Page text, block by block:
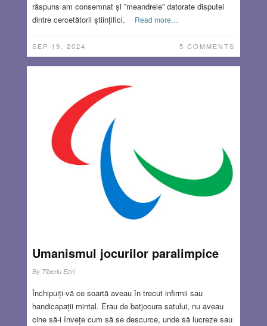
răspuns am consemnat și ”meandrele” datorate disputei
dintre cercetătorii științifici.
Read more…
SEP 19, 2024 5 COMMENTS
Umanismul jocurilor paralimpice
By Tiberiu Ezri
Închipuiți-vă ce soartă aveau în trecut infirmii sau
handicapații mintal. Erau de batjocura satului, nu aveau
cine să-i învețe cum să se descurce, unde să lucreze sau